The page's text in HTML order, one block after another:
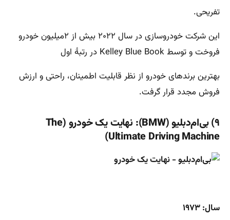
تفریحی.
این شرکت خودروسازی در سال ۲۰۲۲ بیش از ۲میلیون خودرو
فروخت و توسط Kelley Blue Book در رتبۀ اول
بهترین برندهای خودرو از نظر قابلیت اطمینان، راحتی و ارزش
فروش مجدد قرار گرفت.
۹) بی‌ام‌دبلیو (BMW): نهایت یک خودرو (The
Ultimate Driving Machine)
سال: ۱۹۷۳